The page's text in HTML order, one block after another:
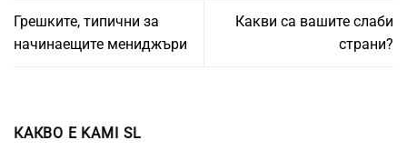
Грешките, типични за
начинаещите мениджъри
Какви са вашите слаби
страни?
КАКВО Е KAMI SL